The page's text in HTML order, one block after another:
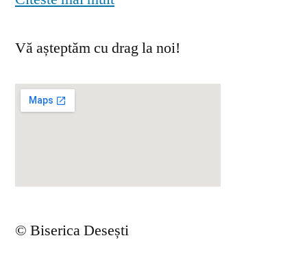
Vă așteptăm cu drag la noi!
© Biserica Desești